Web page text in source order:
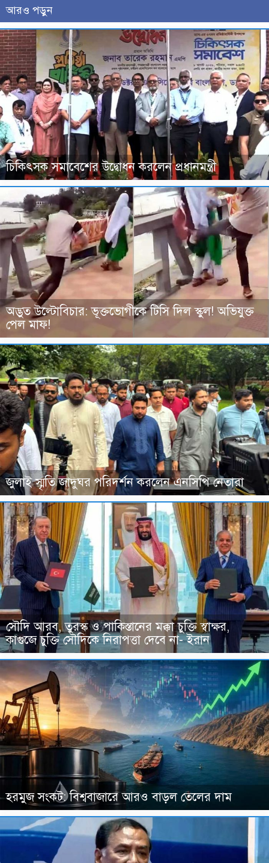
আরও পড়ুন
চিকিৎসক সমাবেশের উদ্বোধন করলেন প্রধানমন্ত্রী
অদ্ভুত উল্টোবিচার: ভূক্তভোগীকে টিসি দিল স্কুল! অভিযুক্ত
পেল মাফ!
জুলাই স্মৃতি জাদুঘর পরিদর্শন করলেন এনসিপি নেতারা
সৌদি আরব, তুরস্ক ও পাকিস্তানের মক্কা চুক্তি স্বাক্ষর,
কাগুজে চুক্তি সৌদিকে নিরাপত্তা দেবে না- ইরান
হরমুজ সংকট: বিশ্ববাজারে আরও বাড়ল তেলের দাম